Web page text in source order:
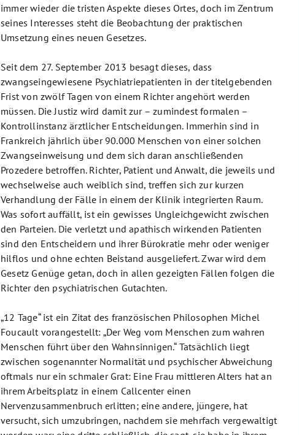
immer wieder die tristen Aspekte dieses Ortes, doch im Zentrum
seines Interesses steht die Beobachtung der praktischen
Umsetzung eines neuen Gesetzes.
Seit dem 27. September 2013 besagt dieses, dass
zwangseingewiesene Psychiatriepatienten in der titelgebenden
Frist von zwölf Tagen von einem Richter angehört werden
müssen. Die Justiz wird damit zur – zumindest formalen –
Kontrollinstanz ärztlicher Entscheidungen. Immerhin sind in
Frankreich jährlich über 90.000 Menschen von einer solchen
Zwangseinweisung und dem sich daran anschließenden
Prozedere betroffen. Richter, Patient und Anwalt, die jeweils und
wechselweise auch weiblich sind, treffen sich zur kurzen
Verhandlung der Fälle in einem der Klinik integrierten Raum.
Was sofort auffällt, ist ein gewisses Ungleichgewicht zwischen
den Parteien. Die verletzt und apathisch wirkenden Patienten
sind den Entscheidern und ihrer Bürokratie mehr oder weniger
hilflos und ohne echten Beistand ausgeliefert. Zwar wird dem
Gesetz Genüge getan, doch in allen gezeigten Fällen folgen die
Richter den psychiatrischen Gutachten.
„12 Tage“ ist ein Zitat des französischen Philosophen Michel
Foucault vorangestellt: „Der Weg vom Menschen zum wahren
Menschen führt über den Wahnsinnigen.“ Tatsächlich liegt
zwischen sogenannter Normalität und psychischer Abweichung
oftmals nur ein schmaler Grat: Eine Frau mittleren Alters hat an
ihrem Arbeitsplatz in einem Callcenter einen
Nervenzusammenbruch erlitten; eine andere, jüngere, hat
versucht, sich umzubringen, nachdem sie mehrfach vergewaltigt